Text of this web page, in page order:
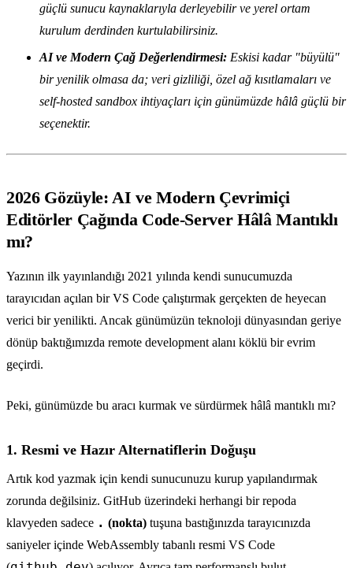
güçlü sunucu kaynaklarıyla derleyebilir ve yerel ortam
kurulum derdinden kurtulabilirsiniz.
AI ve Modern Çağ Değerlendirmesi: Eskisi kadar "büyülü"
bir yenilik olmasa da; veri gizliliği, özel ağ kısıtlamaları ve
self-hosted sandbox ihtiyaçları için günümüzde hâlâ güçlü bir
seçenektir.
2026 Gözüyle: AI ve Modern Çevrimiçi
Editörler Çağında Code-Server Hâlâ Mantıklı
mı?
Yazının ilk yayınlandığı 2021 yılında kendi sunucumuzda
tarayıcıdan açılan bir VS Code çalıştırmak gerçekten de heyecan
verici bir yenilikti. Ancak günümüzün teknoloji dünyasından geriye
dönüp baktığımızda remote development alanı köklü bir evrim
geçirdi.
Peki, günümüzde bu aracı kurmak ve sürdürmek hâlâ mantıklı mı?
1. Resmi ve Hazır Alternatiflerin Doğuşu
Artık kod yazmak için kendi sunucunuzu kurup yapılandırmak
zorunda değilsiniz. GitHub üzerindeki herhangi bir repoda
klavyeden sadece . (nokta) tuşuna bastığınızda tarayıcınızda
saniyeler içinde WebAssembly tabanlı resmi VS Code